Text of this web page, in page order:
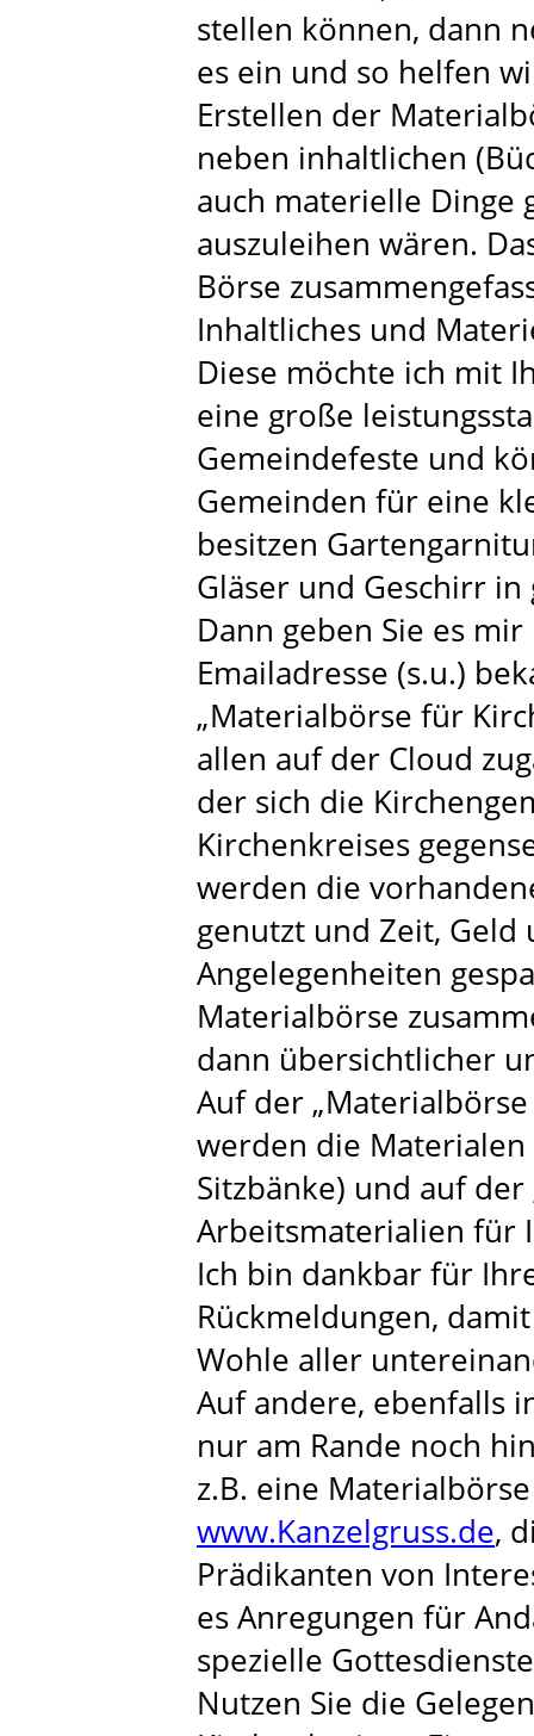
stellen können, dann
es ein und so helfen
Erstellen der
neben inhaltlichen
auch materielle
auszuleihen wären.
Börse
Inhaltliches und
Diese möchte ich mit
eine große
Gemeindefeste und
Gemeinden für eine
besitzen
Gläser und Geschirr
Dann geben Sie es
Emailadresse (s.u.)
„Materialbörse für
allen auf der Cloud
der sich die
Kirchenkreises
werden die
genutzt und Zeit,
Angelegenheiten
Materialbörse
dann übersichtlicher
Auf der
werden die Materialen
Sitzbänke) und auf
Arbeitsmaterialien für
Ich bin dankbar für
Rückmeldungen,
Wohle aller
Auf andere, ebenfalls
nur am Rande noch
z.B. eine
www.Kanzelgruss.de,
Prädikanten von
es Anregungen für
spezielle
Nutzen Sie die